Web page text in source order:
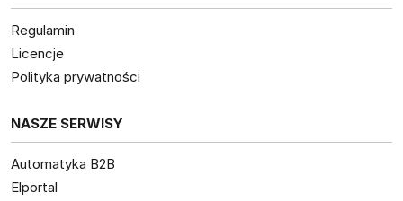
Regulamin
Licencje
Polityka prywatności
NASZE SERWISY
Automatyka B2B
Elportal